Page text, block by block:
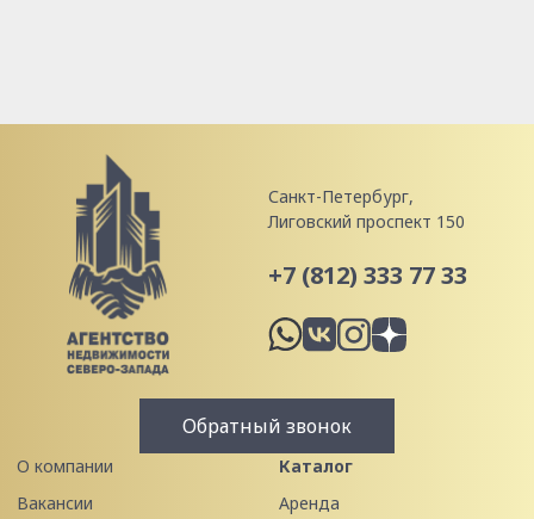
Санкт-Петербург,
Лиговский проспект 150
+7 (812) 333 77 33
Обратный звонок
О компании
Вакансии
Каталог
Аренда